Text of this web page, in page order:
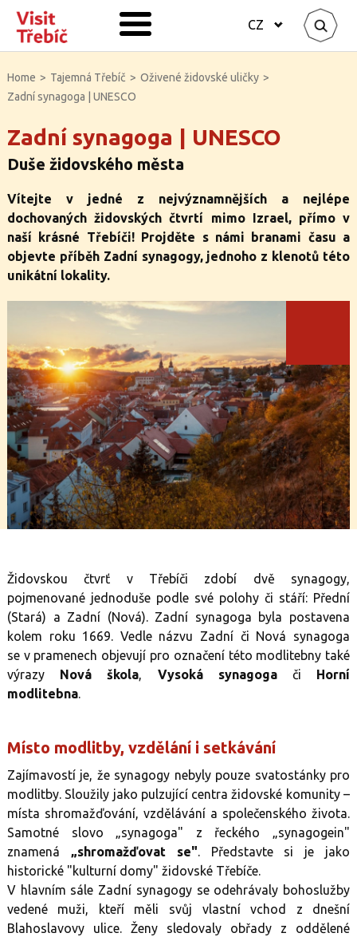
CZ
Home > Tajemná Třebíč > Oživené židovské uličky >
Zadní synagoga | UNESCO
Zadní synagoga | UNESCO
Duše židovského města
Vítejte v jedné z nejvýznamnějších a nejlépe
dochovaných židovských čtvrtí mimo Izrael, přímo v
naší krásné Třebíči! Projděte s námi branami času a
objevte příběh Zadní synagogy, jednoho z klenotů této
unikátní lokality.
Židovskou čtvrť v Třebíči zdobí dvě synagogy,
pojmenované jednoduše podle své polohy či stáří: Přední
(Stará) a Zadní (Nová). Zadní synagoga byla postavena
kolem roku 1669. Vedle názvu Zadní či Nová synagoga
se v pramenech objevují pro označení této modlitebny také
výrazyNová škola, Vysoká synagogači
Horní
modlitebna.
Místo modlitby, vzdělání i setkávání
Zajímavostí je, že synagogy nebyly pouze svatostánky pro
modlitby. Sloužily jako pulzující centra židovské komunity –
místa shromažďování, vzdělávání a společenského života.
Samotné slovo „synagoga" z řeckého „synagogein"
znamená „shromažďovat se". Představte si je jako
historické "kulturní domy" židovské Třebíče.
V hlavním sále Zadní synagogy se odehrávaly bohoslužby
vedené muži, kteří měli svůj vlastní vchod z dnešní
Blahoslavovy ulice. Ženy sledovaly obřady z oddělené